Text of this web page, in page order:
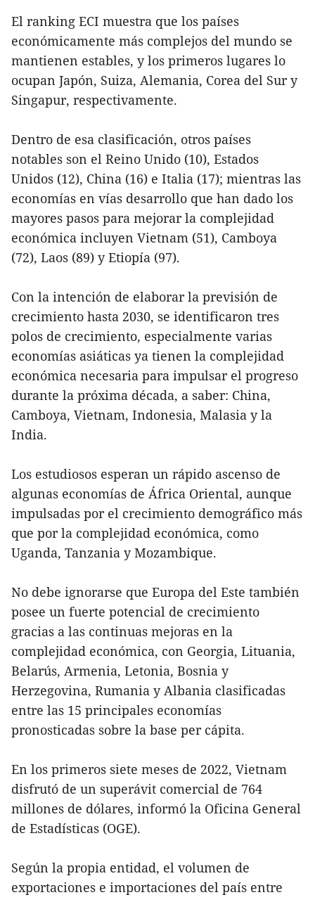
El ranking ECI muestra que los países
económicamente más complejos del mundo se
mantienen estables, y los primeros lugares lo
ocupan Japón, Suiza, Alemania, Corea del Sur y
Singapur, respectivamente.
Dentro de esa clasificación, otros países
notables son el Reino Unido (10), Estados
Unidos (12), China (16) e Italia (17); mientras las
economías en vías desarrollo que han dado los
mayores pasos para mejorar la complejidad
económica incluyen Vietnam (51), Camboya
(72), Laos (89) y Etiopía (97).
Con la intención de elaborar la previsión de
crecimiento hasta 2030, se identificaron tres
polos de crecimiento, especialmente varias
economías asiáticas ya tienen la complejidad
económica necesaria para impulsar el progreso
durante la próxima década, a saber: China,
Camboya, Vietnam, Indonesia, Malasia y la
India.
Los estudiosos esperan un rápido ascenso de
algunas economías de África Oriental, aunque
impulsadas por el crecimiento demográfico más
que por la complejidad económica, como
Uganda, Tanzania y Mozambique.
No debe ignorarse que Europa del Este también
posee un fuerte potencial de crecimiento
gracias a las continuas mejoras en la
complejidad económica, con Georgia, Lituania,
Belarús, Armenia, Letonia, Bosnia y
Herzegovina, Rumania y Albania clasificadas
entre las 15 principales economías
pronosticadas sobre la base per cápita.
En los primeros siete meses de 2022, Vietnam
disfrutó de un superávit comercial de 764
millones de dólares, informó la Oficina General
de Estadísticas (OGE).
Según la propia entidad, el volumen de
exportaciones e importaciones del país entre